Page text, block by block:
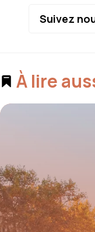
Suivez
À lire